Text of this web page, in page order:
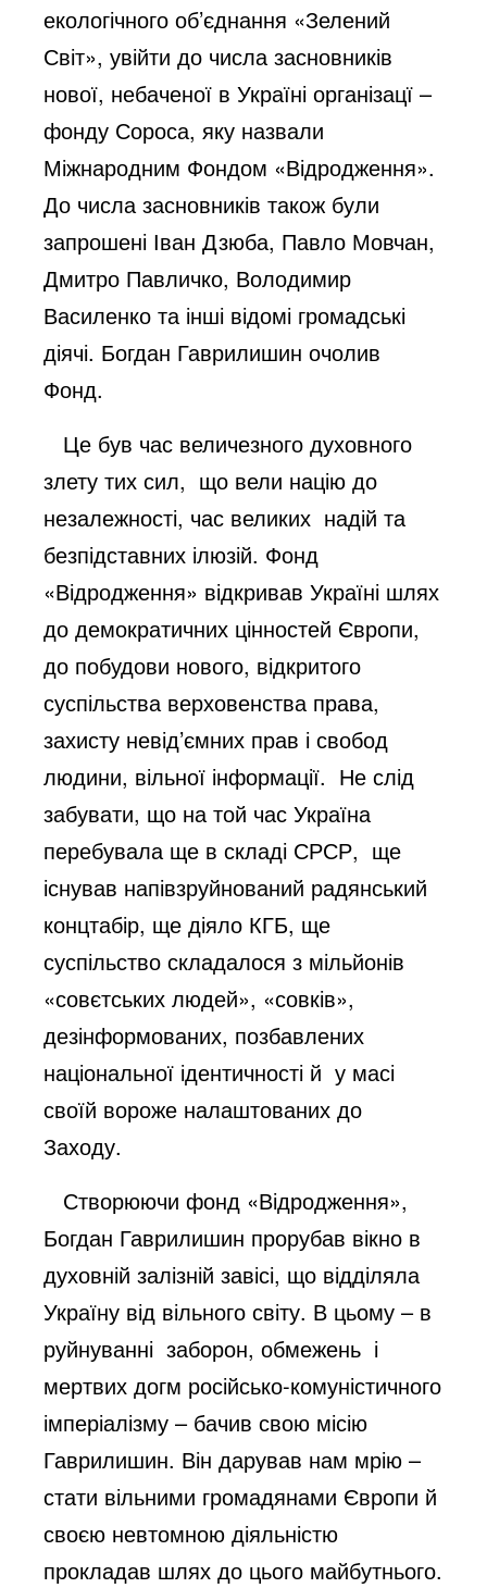
екологічного об’єднання «Зелений
Світ», увійти до числа засновників
нової, небаченої в Україні організацї –
фонду Сороса, яку назвали
Міжнародним Фондом «Відродження».
До числа засновників також були
запрошені Іван Дзюба, Павло Мовчан,
Дмитро Павличко, Володимир
Василенко та інші відомі громадські
діячі. Богдан Гаврилишин очолив
Фонд.
Це був час величезного духовного
злету тих сил, що вели націю до
незалежності, час великих надій та
безпідставних ілюзій. Фонд
«Відродження» відкривав Україні шлях
до демократичних цінностей Європи,
до побудови нового, відкритого
суспільства верховенства права,
захисту невід’ємних прав і свобод
людини, вільної інформації. Не слід
забувати, що на той час Україна
перебувала ще в складі СРСР, ще
існував напівзруйнований радянський
концтабір, ще діяло КГБ, ще
суспільство складалося з мільйонів
«совєтських людей», «совків»,
дезінформованих, позбавлених
національної ідентичності й у масі
своїй вороже налаштованих до
Заходу.
Створюючи фонд «Відродження»,
Богдан Гаврилишин прорубав вікно в
духовній залізній завісі, що відділяла
Україну від вільного світу. В цьому – в
руйнуванні заборон, обмежень і
мертвих догм російсько-комуністичного
імперіалізму – бачив свою місію
Гаврилишин. Він дарував нам мрію –
стати вільними громадянами Європи й
своєю невтомною діяльністю
прокладав шлях до цього майбутнього.